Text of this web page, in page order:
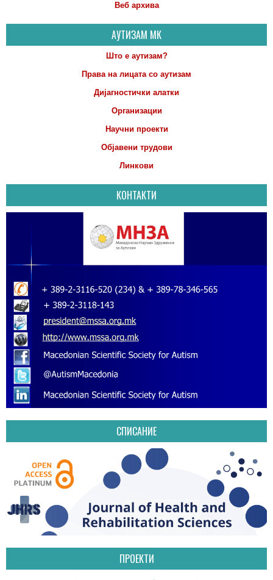
Веб архива
АУТИЗАМ МК
Што е аутизам?
Права на лицата со аутизам
Дијагностички алатки
Организации
Научни проекти
Објавени трудови
Линкови
КОНТАКТИ
СПИСАНИЕ
ПРОЕКТИ